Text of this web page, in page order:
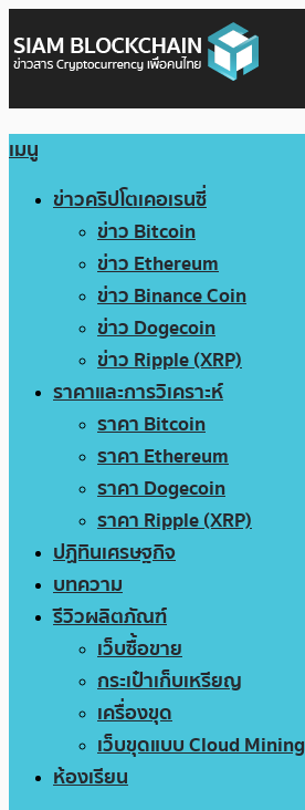
เมนู
ข่าวคริปโตเคอเรนซี่
ข่าว Bitcoin
ข่าว Ethereum
ข่าว Binance Coin
ข่าว Dogecoin
ข่าว Ripple (XRP)
ราคาและการวิเคราะห์
ราคา Bitcoin
ราคา Ethereum
ราคา Dogecoin
ราคา Ripple (XRP)
ปฏิทินเศรษฐกิจ
บทความ
รีวิวผลิตภัณฑ์
เว็บซื้อขาย
กระเป๋าเก็บเหรียญ
เครื่องขุด
เว็บขุดแบบ Cloud Mining
ห้องเรียน